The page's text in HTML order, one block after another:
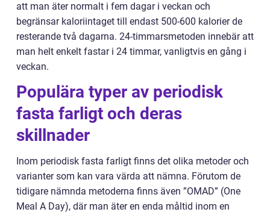
att man äter normalt i fem dagar i veckan och
begränsar kaloriintaget till endast 500-600 kalorier de
resterande två dagarna. 24-timmarsmetoden innebär att
man helt enkelt fastar i 24 timmar, vanligtvis en gång i
veckan.
Populära typer av periodisk
fasta farligt och deras
skillnader
Inom periodisk fasta farligt finns det olika metoder och
varianter som kan vara värda att nämna. Förutom de
tidigare nämnda metoderna finns även ”OMAD” (One
Meal A Day), där man äter en enda måltid inom en